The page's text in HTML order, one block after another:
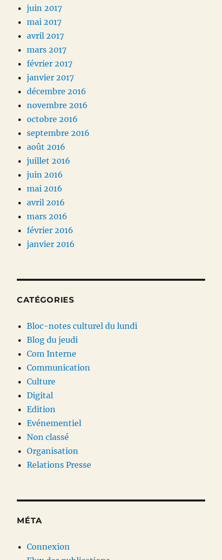
juin 2017
mai 2017
avril 2017
mars 2017
février 2017
janvier 2017
décembre 2016
novembre 2016
octobre 2016
septembre 2016
août 2016
juillet 2016
juin 2016
mai 2016
avril 2016
mars 2016
février 2016
janvier 2016
CATÉGORIES
Bloc-notes culturel du lundi
Blog du jeudi
Com Interne
Communication
Culture
Digital
Edition
Evénementiel
Non classé
Organisation
Relations Presse
MÉTA
Connexion